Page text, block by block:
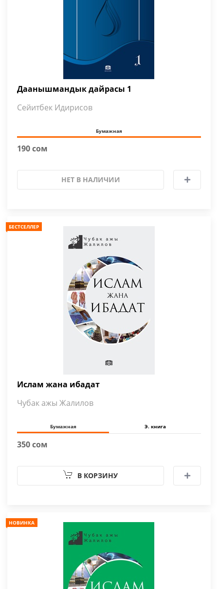
Даанышмандык дайрасы 1
Сейитбек Идирисов
Бумажная
190 сом
НЕТ В НАЛИЧИИ
БЕСТСЕЛЛЕР
Ислам жана ибадат
Чубак ажы Жалилов
Бумажная Э. книга
350 сом
В КОРЗИНУ
НОВИНКА